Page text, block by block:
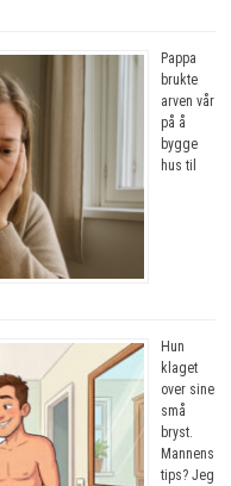
Pappa
brukte
arven vår
på å
bygge
hus til
Hun
klaget
over sine
små
bryst.
Mannens
tips? Jeg